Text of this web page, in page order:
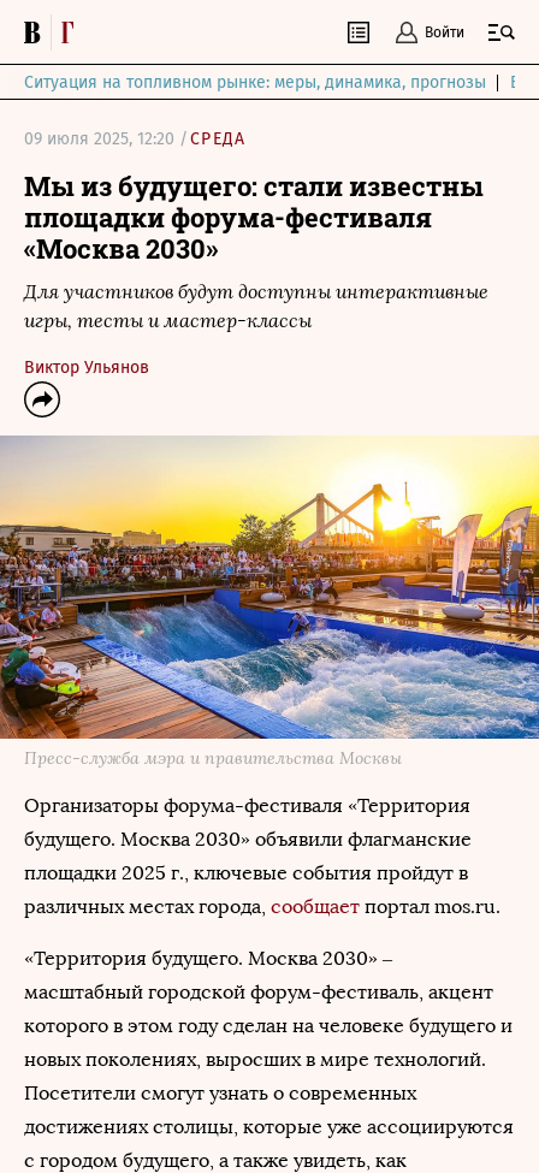
Войти
Ситуация на топливном рынке: меры, динамика, прогнозы
09 июля 2025, 12:20 /СРЕДА
Мы из будущего: стали известны
площадки форума-фестиваля
«Москва 2030»
Для участников будут доступны интерактивные
игры, тесты и мастер-классы
Виктор Ульянов
Пресс-служба мэра и правительства Москвы
Организаторы форума-фестиваля «Территория
будущего. Москва 2030» объявили флагманские
площадки 2025 г., ключевые события пройдут в
различных местах города, сообщает портал mos.ru.
«Территория будущего. Москва 2030» –
масштабный городской форум-фестиваль, акцент
которого в этом году сделан на человеке будущего и
новых поколениях, выросших в мире технологий.
Посетители смогут узнать о современных
достижениях столицы, которые уже ассоциируются
с городом будущего, а также увидеть, как